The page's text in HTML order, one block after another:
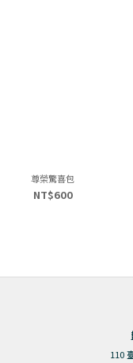
尊榮驚喜包
NT$600
110